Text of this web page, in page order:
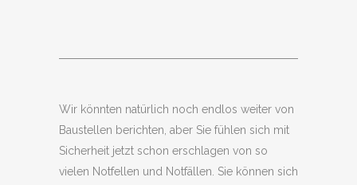
Wir könnten natürlich noch endlos weiter von
Baustellen berichten, aber Sie fühlen sich mit
Sicherheit jetzt schon erschlagen von so
vielen Notfellen und Notfällen. Sie können sich